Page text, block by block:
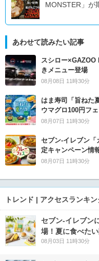
MONSTER」が
あわせて読みたい記事
スシロー×GAZOO
きメニュー登場
08月08日 11時30分
はま寿司「旨ねた
ウマグロ100円フ
08月07日 11時30分
セブン‐イレブン
定キャンペーン情
08月07日 11時30分
トレンド | アクセスランキン
セブン‐イレブン
場！夏に食べた
08月03日 11時30分